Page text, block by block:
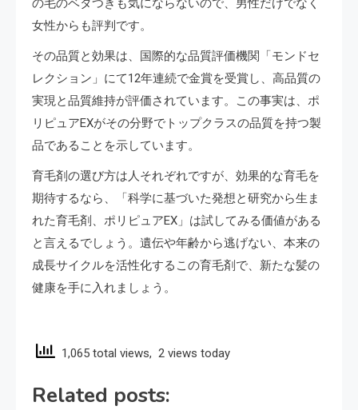
の毛のベタつきも気にならないので、男性だけでなく
女性からも評判です​。
その品質と効果は、国際的な品質評価機関「モンドセ
レクション」にて12年連続で金賞を受賞し、高品質の
実現と品質維持が評価されています。この事実は、ポ
リピュアEXがその分野でトップクラスの品質を持つ製
品であることを示しています​。
育毛剤の選び方は人それぞれですが、効果的な育毛を
期待するなら、「科学に基づいた発想と研究から生ま
れた育毛剤、ポリピュアEX」は試してみる価値がある
と言えるでしょう。遺伝や年齢から逃げない、本来の
成長サイクルを活性化するこの育毛剤で、新たな髪の
健康を手に入れましょう​。
1,065 total views, 2 views today
Related posts: